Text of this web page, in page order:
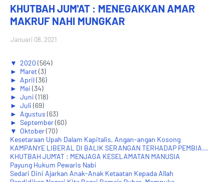
KHUTBAH JUM'AT : MENEGAKKAN AMAR
MAKRUF NAHI MUNGKAR
Januari 08, 2021
▼ 2020 (564)
► Maret(3)
► April(36)
► Mei (34)
► Juni (118)
► Juli (69)
► Agustus (63)
► September(60)
▼ Oktober(70)
Kesetaraan Upah Dalam Kapitalis, Angan-angan Kosong
KAMPANYE LIBERAL DI BALIK SERANGAN TERHADAP PEMBIA...
KHUTBAH JUM'AT : MENJAGA KESELAMATAN MANUSIA
Payung Hukum Pewaris Nabi
Sedari Dini Ajarkan Anak-Anak Ketaatan Kepada Allah